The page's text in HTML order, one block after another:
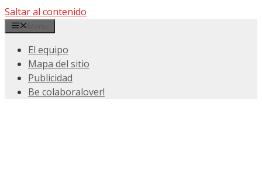
Saltar al contenido
El equipo
Mapa del sitio
Publicidad
Be colaboralover!